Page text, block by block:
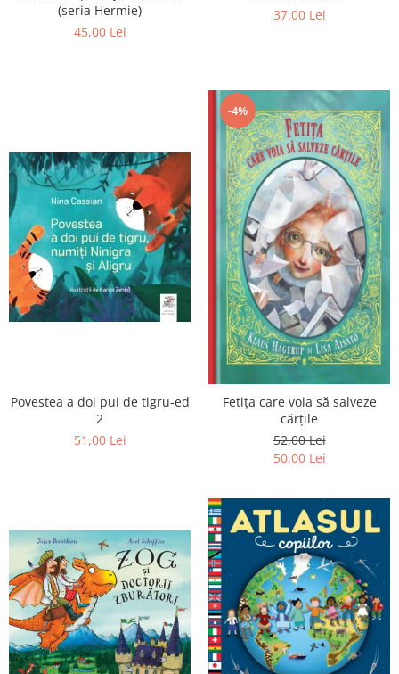
(seria Hermie)
45,00 Lei
37,00 Lei
Povestea a doi pui de tigru-ed
2
51,00 Lei
-4%
Fetița care voia să salveze
cărțile
52,00 Lei
50,00 Lei